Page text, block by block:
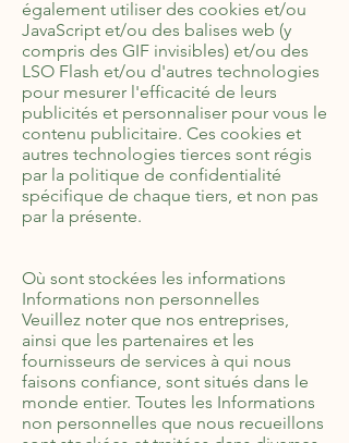
également utiliser des cookies et/ou
JavaScript et/ou des balises web (y
compris des GIF invisibles) et/ou des
LSO Flash et/ou d'autres technologies
pour mesurer l'efficacité de leurs
publicités et personnaliser pour vous le
contenu publicitaire. Ces cookies et
autres technologies tierces sont régis
par la politique de confidentialité
spécifique de chaque tiers, et non pas
par la présente.
Où sont stockées les informations
Informations non personnelles
Veuillez noter que nos entreprises,
ainsi que les partenaires et les
fournisseurs de services à qui nous
faisons confiance, sont situés dans le
monde entier. Toutes les Informations
non personnelles que nous recueillons